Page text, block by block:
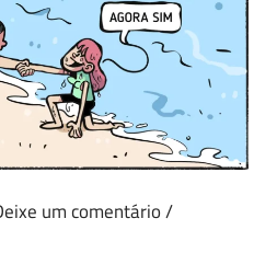
um comentário/